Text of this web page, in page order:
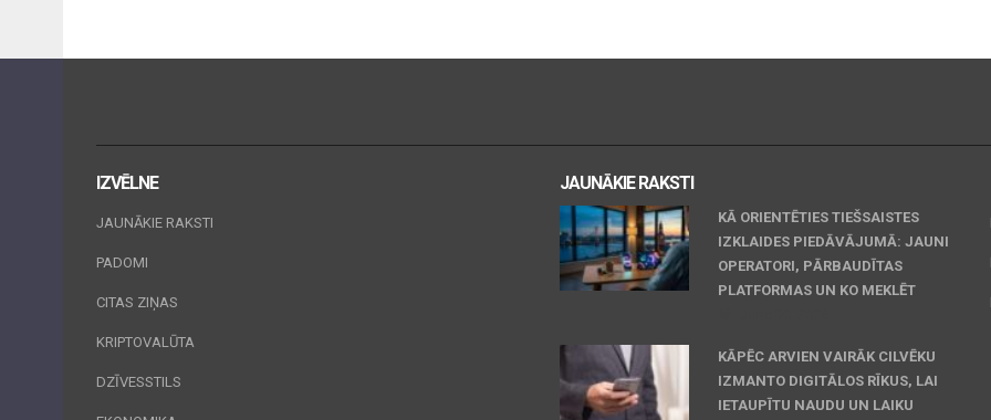
IZVĒLNE
JAUNĀKIE RAKSTI
PADOMI
CITAS ZIŅAS
KRIPTOVALŪTA
DZĪVESSTILS
JAUNĀKIE RAKSTI
KĀ ORIENTĒTIES TIEŠSAISTES
IZKLAIDES PIEDĀVĀJUMĀ: JAUNI
OPERATORI, PĀRBAUDĪTAS
PLATFORMAS UN KO MEKLĒT
KĀPĒC ARVIEN VAIRĀK CILVĒKU
IZMANTO DIGITĀLOS RĪKUS, LAI
IETAUPĪTU NAUDU UN LAIKU